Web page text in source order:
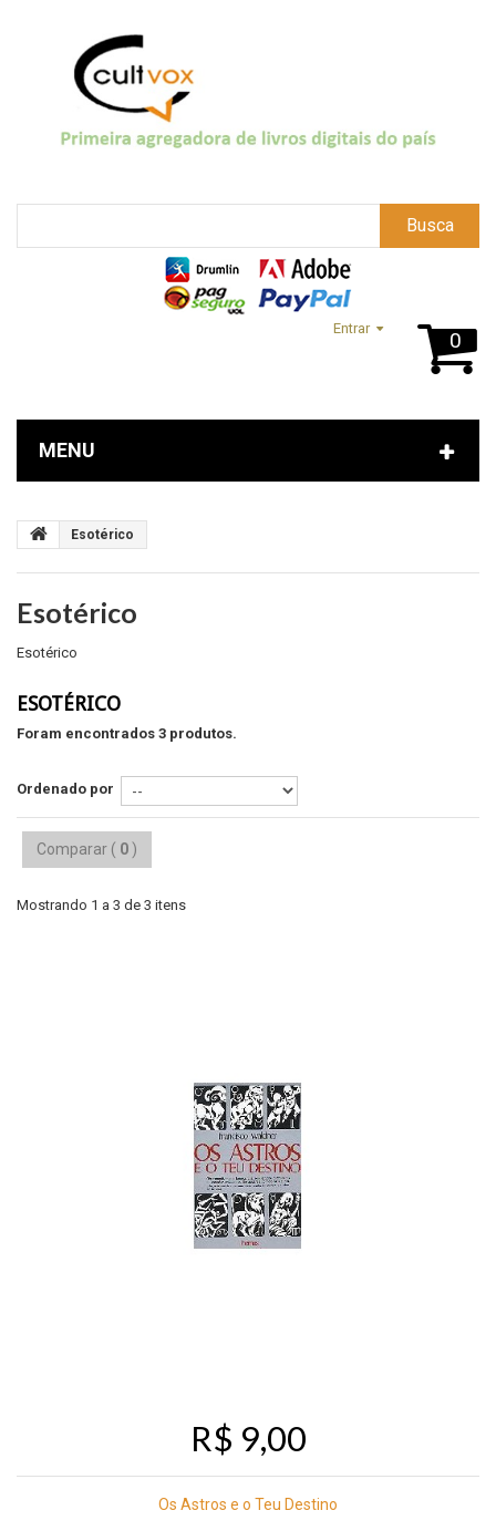
Busca
0
Entrar
MENU
Esotérico
Esotérico
Esotérico
ESOTÉRICO
Foram encontrados 3 produtos.
Ordenado por
Comparar ( 0 )
Mostrando 1 a 3 de 3 itens
R$ 9,00
Os Astros e o Teu Destino